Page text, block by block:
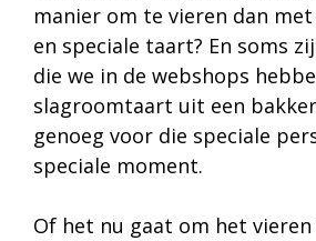
manier om te vieren dan
en speciale taart? En soms
die we in de webshops
slagroomtaart uit een
genoeg voor die speciale
speciale moment.
Of het nu gaat om het vieren